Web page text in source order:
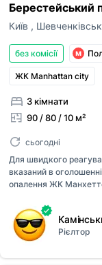
Берестейський
Київ ,
без комісії
ЖК Manhattan city
3 кімнати
90 / 80 / 10 м²
сьогодні
Для швидкого
вказаний в
опалення ЖК
підписанні
власнику. Комісійні
Майдан
бульвар Тараса
Рієлтор